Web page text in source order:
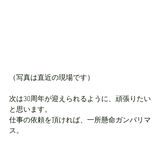
（写真は直近の現場です）
次は30周年が迎えられるように、頑張りたい
と思います。
仕事の依頼を頂ければ、一所懸命ガンバリマ
ス。